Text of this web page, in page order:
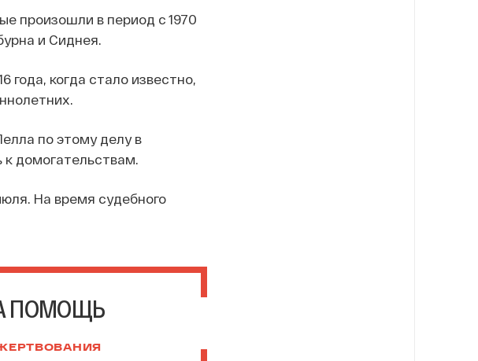
произошли в период с 1970
и Сиднея.
года, когда стало известно,
по этому делу в
домогательствам.
На время судебного
ПОМОЩЬ